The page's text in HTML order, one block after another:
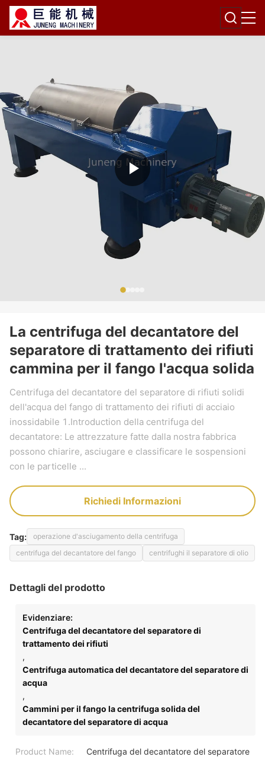
La centrifuga del decantatore del
separatore di trattamento dei rifiuti
cammina per il fango l'acqua solida
Centrifuga del decantatore del separatore di rifiuti solidi
dell'acqua del fango di trattamento dei rifiuti di acciaio
inossidabile 1.Introduction della centrifuga del
decantatore: Le attrezzature fatte dalla nostra fabbrica
possono chiarire, asciugare e classificare le sospensioni
con le particelle ...
Richiedi Informazioni
Tag:
operazione d'asciugamento della centrifuga
centrifuga del decantatore del fango
centrifughi il separatore di olio
Dettagli del prodotto
Evidenziare:
Centrifuga del decantatore del separatore di
trattamento dei rifiuti
,
Centrifuga automatica del decantatore del separatore di
acqua
,
Cammini per il fango la centrifuga solida del
decantatore del separatore di acqua
Product Name:
Centrifuga del decantatore del separatore